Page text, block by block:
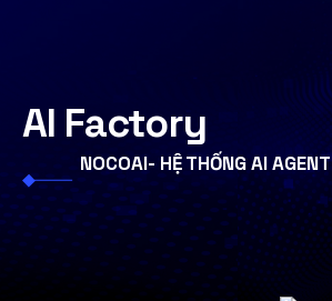
AI Factory
NOCOAI- HỆ THỐNG AI AGENT